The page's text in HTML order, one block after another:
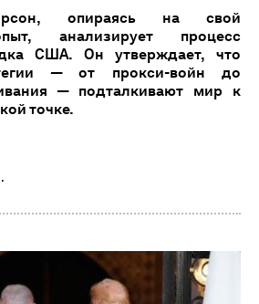
опираясь на свой
анализирует процесс
США. Он утверждает, что
— от прокси-войн до
— подталкивают мир к
точке.